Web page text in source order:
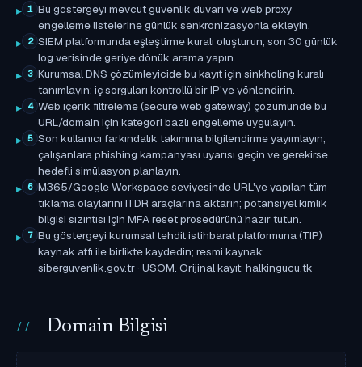
1 Bu göstergeyi mevcut güvenlik duvarı ve web proxy
engelleme listelerine günlük senkronizasyonla ekleyin.
2 SIEM platformunda eşleştirme kuralı oluşturun; son 30 günlük
log verisinde geriye dönük arama yapın.
3 Kurumsal DNS çözümleyicide bu kayıt için sinkholing kuralı
tanımlayın; iç sorguları kontrollü bir IP'ye yönlendirin.
4 Web içerik filtreleme (secure web gateway) çözümünde bu
URL/domain için kategori bazlı engelleme uygulayın.
5 Son kullanıcı farkındalık takımına bilgilendirme yayımlayın;
çalışanlara phishing kampanyası uyarısı geçin ve gerekirse
hedefli simülasyon planlayın.
6 M365/Google Workspace seviyesinde URL'ye yapılan tüm
tıklama olaylarını ITDR araçlarına aktarın; potansiyel kimlik
bilgisi sızıntısı için MFA reset prosedürünü hazır tutun.
7 Bu göstergeyi kurumsal tehdit istihbarat platformuna (TIP)
kaynak atfı ile birlikte kaydedin; resmi kaynak:
siberguvenlik.gov.tr · USOM. Orijinal kayıt: halkingucu.tk
Domain Bilgisi